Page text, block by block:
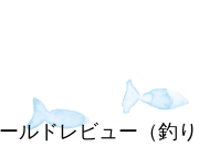
ルドレビュー（釣り